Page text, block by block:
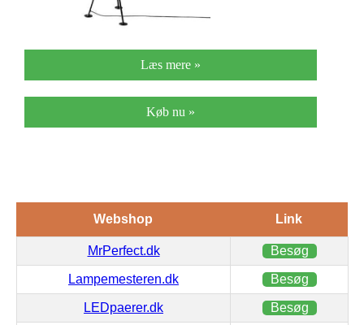
Læs mere »
Køb nu »
Webshop Link
MrPerfect.dk Besøg
Lampemesteren.dk Besøg
LEDpaerer.dk Besøg